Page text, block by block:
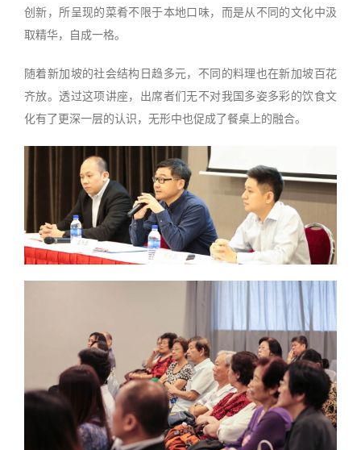
创新，所呈现的菜肴不限于本地口味，而是从不同的文化中汲
取精华，自成一格。
随着新加坡的社会结构日趋多元，不同的料理也在新加坡百花
齐放。透过这项讲座，出席者们无不对我国多姿多彩的饮食文
化有了更深一层的认识，无形中也促成了餐桌上的融合。